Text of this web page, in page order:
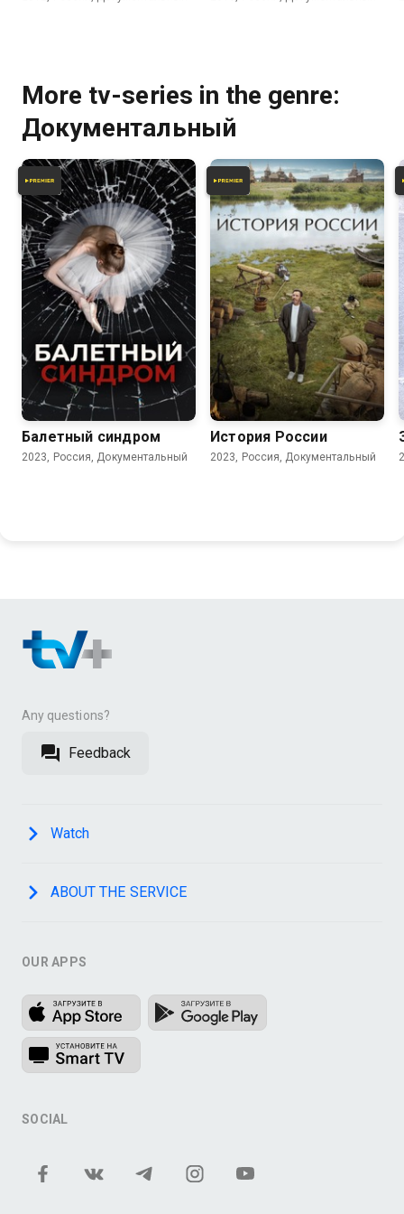
More tv-series in the genre:
Документальный
Балетный синдром
2023, Россия, Документальный
История России
2023, Россия, Документальный
Any questions?
Feedback
Watch
ABOUT THE SERVICE
OUR APPS
SOCIAL